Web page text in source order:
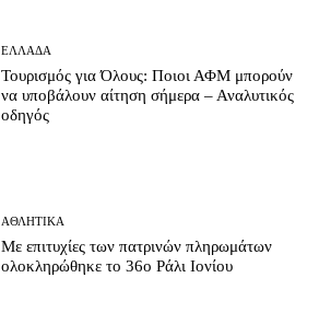
ΕΛΛΆΔΑ
Τουρισμός για Όλους: Ποιοι ΑΦΜ μπορούν
να υποβάλουν αίτηση σήμερα – Αναλυτικός
οδηγός
ΑΘΛΗΤΙΚΆ
Με επιτυχίες των πατρινών πληρωμάτων
ολοκληρώθηκε το 36ο Ράλι Ιονίου